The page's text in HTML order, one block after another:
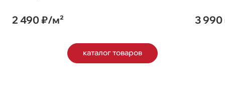
2 490 ₽/м² 3
каталог товаров